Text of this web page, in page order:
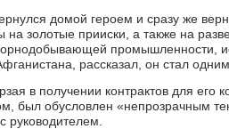
домой героем и сразу же
на золотые прииски, а также на
промышленности,
рассказал, он стал
в получении контрактов для его
был обусловлен «непрозрачным
руководителем.